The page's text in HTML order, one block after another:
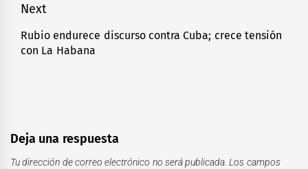
Next
Next
post:
Rubio endurece discurso contra Cuba; crece tensión
con La Habana
Deja una respuesta
Tu dirección de correo electrónico no será publicada. Los campos